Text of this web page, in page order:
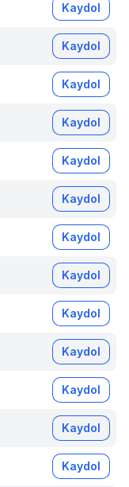
Kaydol
Kaydol
Kaydol
Kaydol
Kaydol
Kaydol
Kaydol
Kaydol
Kaydol
Kaydol
Kaydol
Kaydol
Kaydol